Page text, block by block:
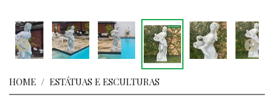
HOME / ESTÁTUAS E ESCULTURAS